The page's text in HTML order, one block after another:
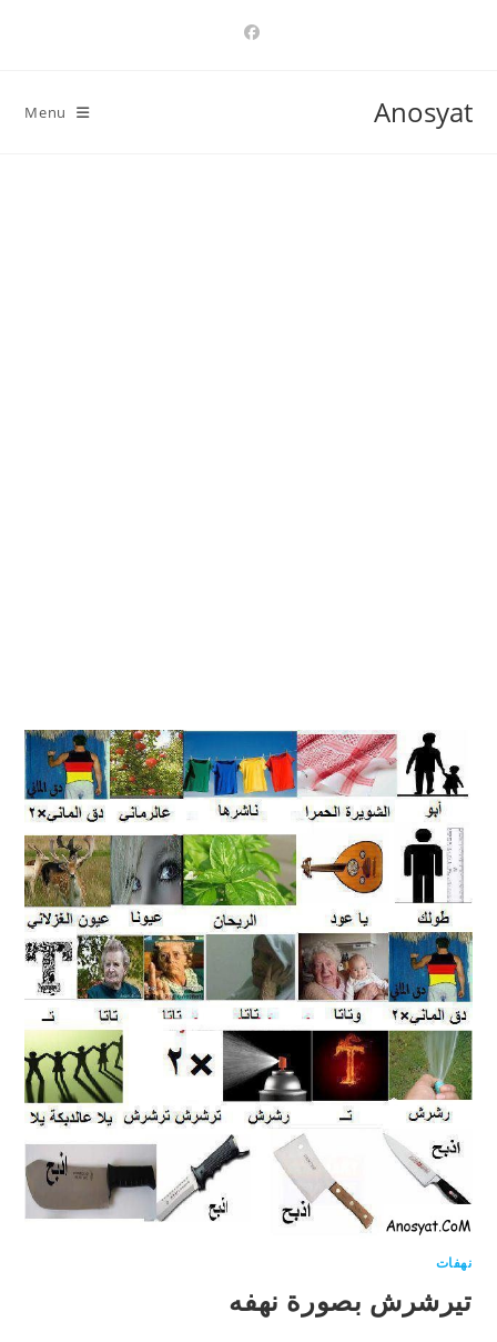
Anosyat
Menu
نهفات
تيرشرش بصورة نهفه